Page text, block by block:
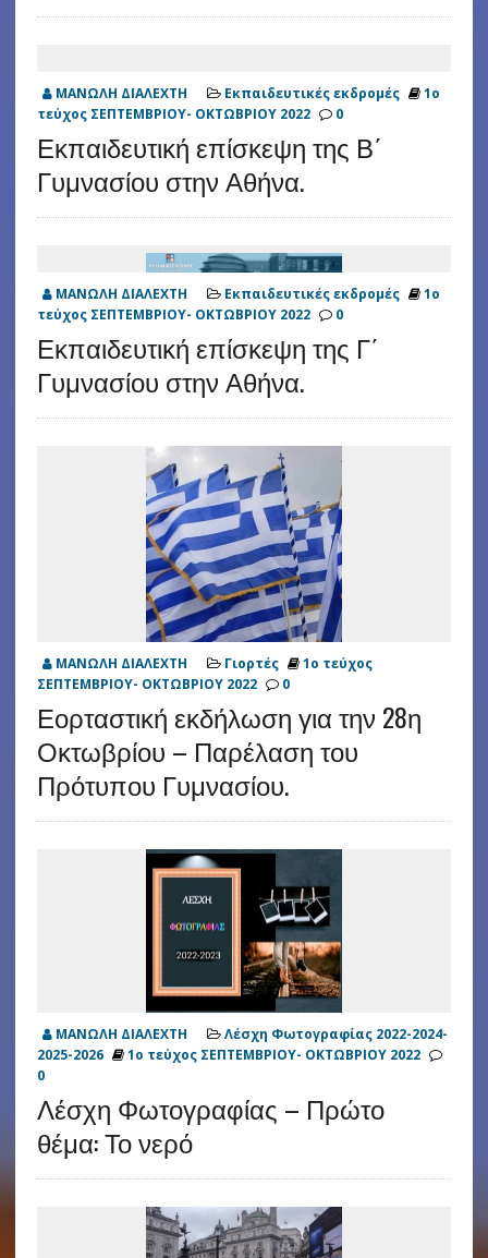
ΜΑΝΩΛΗ ΔΙΑΛΕΧΤΗ Εκπαιδευτικές εκδρομές
1ο
τεύχος ΣΕΠΤΕΜΒΡΙΟΥ- ΟΚΤΩΒΡΙΟΥ 2022
0
Εκπαιδευτική επίσκεψη της Β΄
Γυμνασίου στην Αθήνα.
ΜΑΝΩΛΗ ΔΙΑΛΕΧΤΗ Εκπαιδευτικές εκδρομές
1ο
τεύχος ΣΕΠΤΕΜΒΡΙΟΥ- ΟΚΤΩΒΡΙΟΥ 2022
0
Εκπαιδευτική επίσκεψη της Γ΄
Γυμνασίου στην Αθήνα.
ΜΑΝΩΛΗ ΔΙΑΛΕΧΤΗ Γιορτές
1ο τεύχος
ΣΕΠΤΕΜΒΡΙΟΥ- ΟΚΤΩΒΡΙΟΥ 2022
0
Εορταστική εκδήλωση για την 28η
Οκτωβρίου – Παρέλαση του
Πρότυπου Γυμνασίου.
ΜΑΝΩΛΗ ΔΙΑΛΕΧΤΗ
Λέσχη Φωτογραφίας 2022-2024-
2025-2026
1ο τεύχος ΣΕΠΤΕΜΒΡΙΟΥ- ΟΚΤΩΒΡΙΟΥ 2022
0
Λέσχη Φωτογραφίας – Πρώτο
θέμα: Το νερό